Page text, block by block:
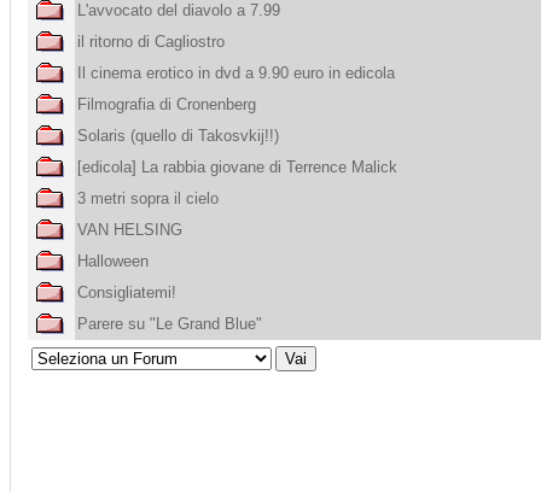
L'avvocato del diavolo a 7.99
il ritorno di Cagliostro
Il cinema erotico in dvd a 9.90 euro in edicola
Filmografia di Cronenberg
Solaris (quello di Takosvkij!!)
[edicola] La rabbia giovane di Terrence Malick
3 metri sopra il cielo
VAN HELSING
Halloween
Consigliatemi!
Parere su "Le Grand Blue"